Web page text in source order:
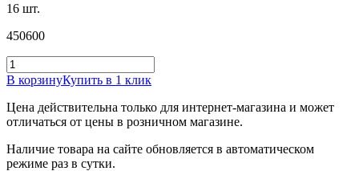
16 шт.
450600
В корзинуКупить в 1 клик
Цена действительна только для интернет-магазина и может
отличаться от цены в розничном магазине.
Наличие товара на сайте обновляется в автоматическом
режиме раз в сутки.